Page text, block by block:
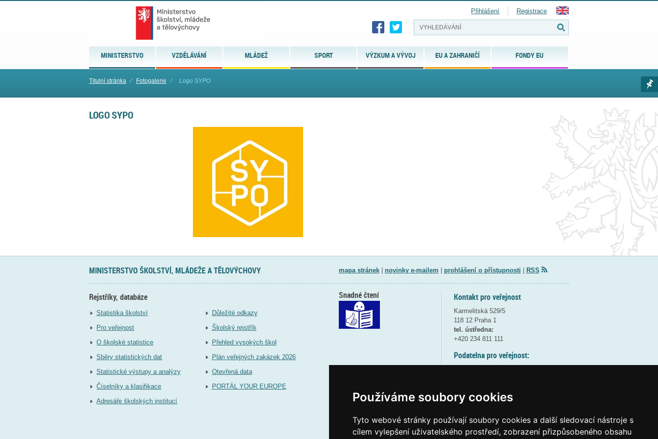
Používáme soubory cookies
Tyto webové stránky používají soubory cookies a další sledovací nástroje s
cílem vylepšení uživatelského prostředí, zobrazení přizpůsobeného obsahu
MINISTERSTVO VZDĚLÁVÁNÍ MLÁDEŽ SPORT VÝZKUM A VÝVOJ EU A ZAHRANIČÍ FONDY EU
Přihlášení Registrace
Titulní stránka ⁄ Fotogalerie ⁄ Logo SYPO
LOGO SYPO
MINISTERSTVO ŠKOLSTVÍ, MLÁDEŽE A TĚLOVÝCHOVY mapa stránek| novinky e-mailem prohlášení o přístupnosti RSS
Rejstříky, databáze
Statistika školství
Pro veřejnost
O školské statistice
Sběry statistických dat
Statistické výstupy a analýzy
Číselníky a klasifikace
Adresáře školských institucí
Důležité odkazy
Školský rejstřík
Přehled vysokých škol
Plán veřejných zakázek 2026
Otevřená data
PORTÁL YOUR EUROPE
Kontakt pro veřejnost
Karmelitská 529/5
118 12 Praha 1
tel. ústředna:
+420 234 811 111
Podatelna pro veřejnost:
(více informací
Elektronická podatelna:
Snadné čtení